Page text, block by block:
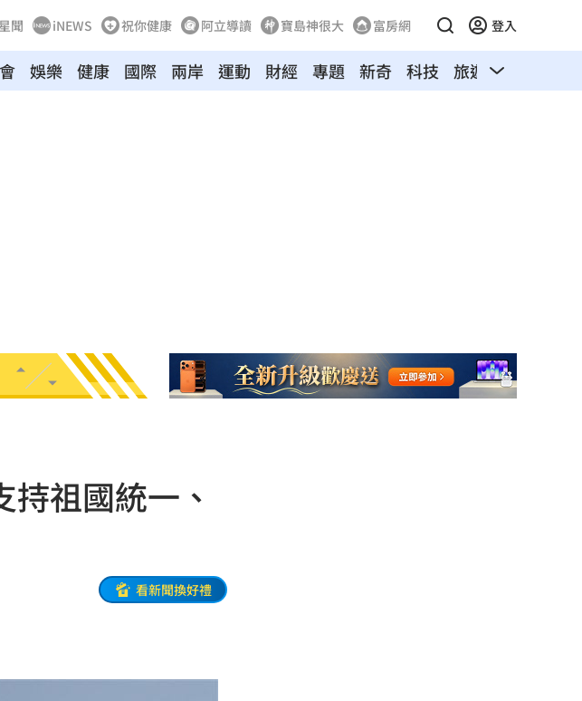
聞 iNEWS 祝你健康 阿立導讀 寶島神很大 富房網 登入
娛樂 健康 國際 兩岸 運動 財經 專題 新奇 科技 旅遊 汽車
祖國統一、
看新聞換好禮